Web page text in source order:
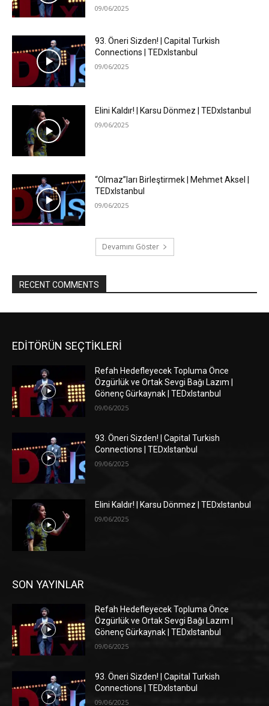
09/06/2025
93. Öneri Sizden! | Capital Turkish
Connections | TEDxIstanbul
09/06/2025
Elini Kaldır! | Karsu Dönmez | TEDxIstanbul
09/06/2025
“Olmaz”ları Birleştirmek | Mehmet Aksel |
TEDxIstanbul
09/06/2025
Devamını Göster
RECENT COMMENTS
EDİTÖRÜN SEÇTİKLERİ
Refah Hedefleyecek Topluma Önce
Özgürlük ve Ortak Sevgi Bağı Lazım |
Gönenç Gürkaynak | TEDxIstanbul
09/06/2025
93. Öneri Sizden! | Capital Turkish
Connections | TEDxIstanbul
09/06/2025
Elini Kaldır! | Karsu Dönmez | TEDxIstanbul
09/06/2025
SON YAYINLAR
Refah Hedefleyecek Topluma Önce
Özgürlük ve Ortak Sevgi Bağı Lazım |
Gönenç Gürkaynak | TEDxIstanbul
09/06/2025
93. Öneri Sizden! | Capital Turkish
Connections | TEDxIstanbul
09/06/2025